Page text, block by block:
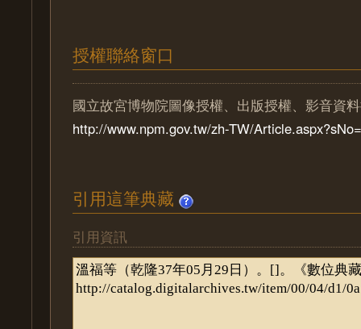
授權聯絡窗口
國立故宮博物院圖像授權、出版授權、影音資
http://www.npm.gov.tw/zh-TW/
引用這筆典藏
引用資訊